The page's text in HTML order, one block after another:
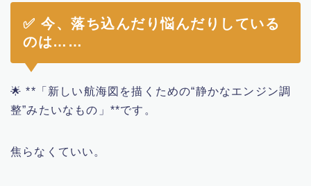
✅ 今、落ち込んだり悩んだりしている
のは……
🌟 **「新しい航海図を描くための“静かなエンジン調
整”みたいなもの」**です。
焦らなくていい。